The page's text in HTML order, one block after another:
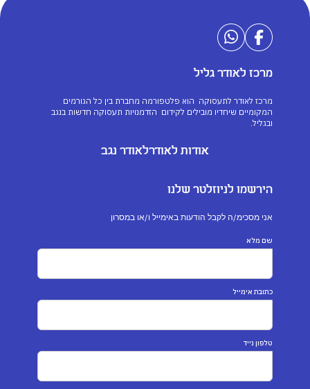
מרכז לאודר גליל
מרכז לאודר לתעסוקה הוא פלטפורמה מחברת בין כל הגורמים
המקומיים שיחדיו מובילים לקידום הזדמנויות תעסוקה חדשות בנגב
ובגליל.
אודות לאודרלאודר נגב
הירשמו לניוזלטר שלנו
אני מסכימ/ה לקבל הודעות באימייל ו/או במסרון
שם מלא
כתובת אימייל
טלפון נייד